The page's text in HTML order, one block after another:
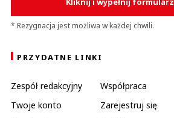
* Rezygnacja jest możliwa w każdej chwili.
PRZYDATNE LINKI
Zespół redakcyjny Współpraca
Twoje konto
Zarejestruj się